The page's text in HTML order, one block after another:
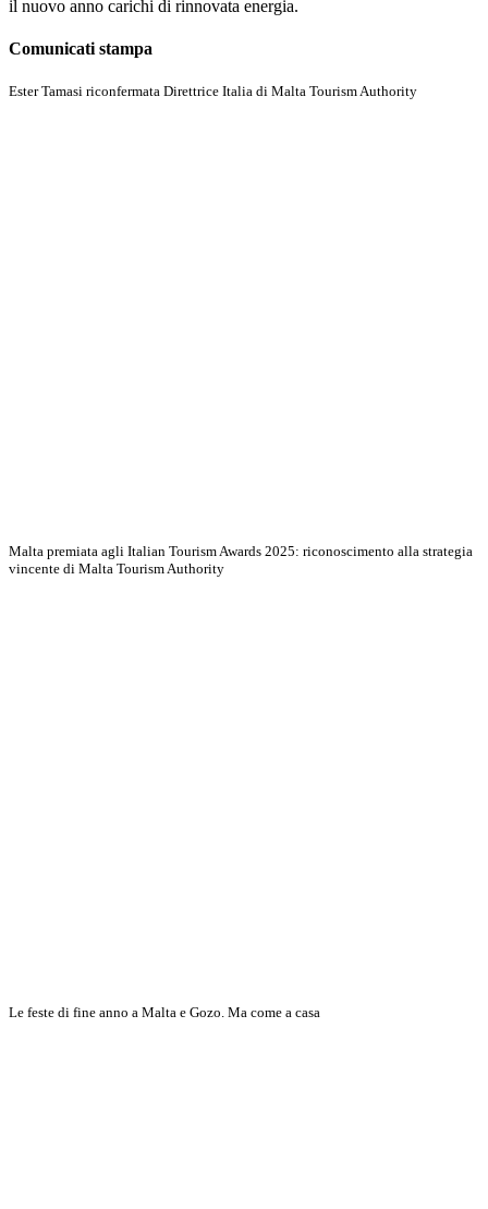
il nuovo anno carichi di rinnovata energia.
Comunicati stampa
Ester Tamasi riconfermata Direttrice Italia di Malta Tourism Authority
Malta premiata agli Italian Tourism Awards 2025: riconoscimento alla strategia
vincente di Malta Tourism Authority
Le feste di fine anno a Malta e Gozo. Ma come a casa